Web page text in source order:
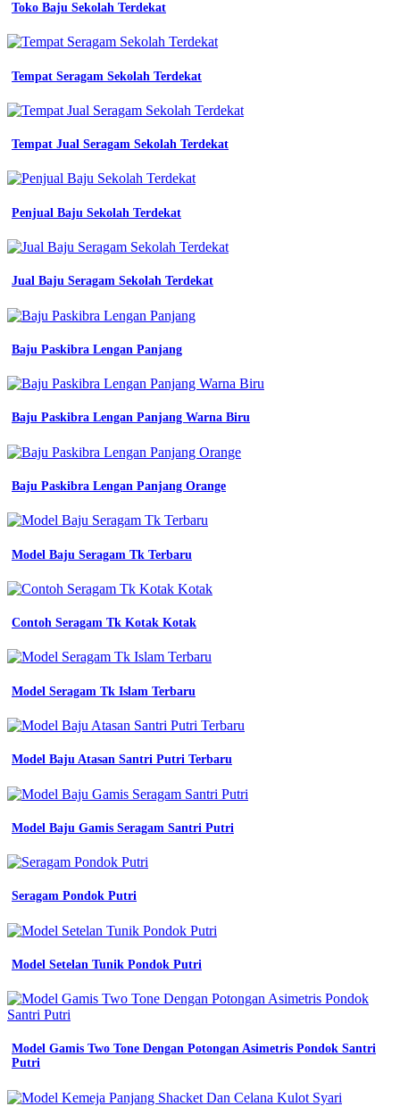
atasan
safety
baju
seragam
pria
merah
bawahan
yg
cocok
untuk
baju
kerja
Seragam
Kerja
Terbaru
lapangan
keren
sederhana
polos
jual
baju
kerja
dan
murah
terbaru
dinas
kemendikdasmen
tahun
2025
youtube
konveksi
baju
kerja
tinggi
harga
cara
atribut
bet
seragam
sd
panduan
lengkap
memasang
atribut
sekolah
Toko Baju Sekolah Terdekat
Tempat Seragam Sekolah Terdekat
Tempat Jual Seragam Sekolah Terdekat
Penjual Baju Sekolah Terdekat
Jual Baju Seragam Sekolah Terdekat
Baju Paskibra Lengan Panjang
Baju Paskibra Lengan Panjang Warna Biru
Baju Paskibra Lengan Panjang Orange
Model Baju Seragam Tk Terbaru
Contoh Seragam Tk Kotak Kotak
Model Seragam Tk Islam Terbaru
Model Baju Atasan Santri Putri Terbaru
Model Baju Gamis Seragam Santri Putri
Seragam Pondok Putri
Model Setelan Tunik Pondok Putri
Model Gamis Two Tone Dengan Potongan Asimetris Pondok Santri
Putri